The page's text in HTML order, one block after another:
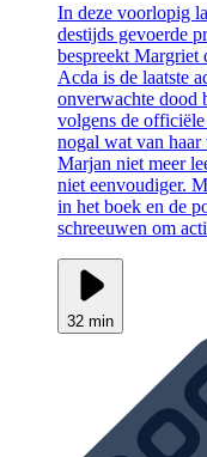
In deze voorlopig
destijds gevoerde
bespreekt Margriet
Acda is de laatste
onverwachte dood
volgens de
nogal wat van
Marjan niet meer
niet eenvoudiger.
in het boek en de
schreeuwen om
32 min